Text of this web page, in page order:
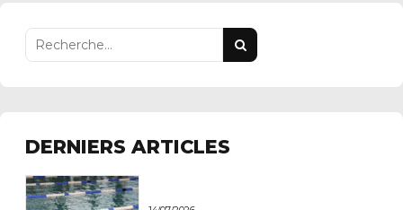
DERNIERS ARTICLES